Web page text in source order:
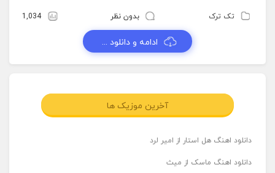
تک ترک بدون نظر 1,034
ادامه و دانلود ...
آخرین موزیک ها
دانلود اهنگ هل استار از امیر لرد
دانلود اهنگ ماسک از میث